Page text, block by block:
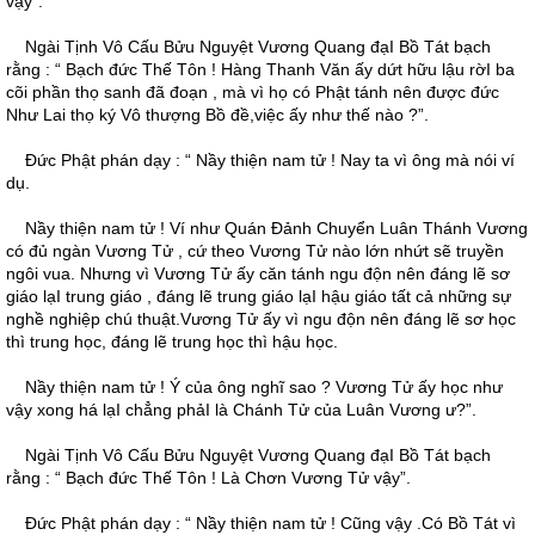
Ngài Tịnh Vô Cấu Bửu Nguyệt Vương Quang đạI Bồ Tát bạch
rằng : “ Bạch đức Thế Tôn ! Hàng Thanh Văn ấy dứt hữu lậu rờI ba
cõi phần thọ sanh đã đoạn , mà vì họ có Phật tánh nên được đức
Như Lai thọ ký Vô thượng Bồ đề,việc ấy như thế nào ?”.
Ðức Phật phán dạy : “ Nầy thiện nam tử ! Nay ta vì ông mà nói ví
dụ.
Nầy thiện nam tử ! Ví như Quán Ðảnh Chuyển Luân Thánh Vương
có đủ ngàn Vương Tử , cứ theo Vương Tử nào lớn nhứt sẽ truyền
ngôi vua. Nhưng vì Vương Tử ấy căn tánh ngu độn nên đáng lẽ sơ
giáo lạI trung giáo , đáng lẽ trung giáo lạI hậu giáo tất cả những sự
nghề nghiệp chú thuật.Vương Tử ấy vì ngu độn nên đáng lẽ sơ học
thì trung học, đáng lẽ trung học thì hậu học.
Nầy thiện nam tử ! Ý của ông nghĩ sao ? Vương Tử ấy học như
vậy xong há lạI chẳng phảI là Chánh Tử của Luân Vương ư?”.
Ngài Tịnh Vô Cấu Bửu Nguyệt Vương Quang đạI Bồ Tát bạch
rằng : “ Bạch đức Thế Tôn ! Là Chơn Vương Tử vậy”.
Ðức Phật phán dạy : “ Nầy thiện nam tử ! Cũng vậy .Có Bồ Tát vì